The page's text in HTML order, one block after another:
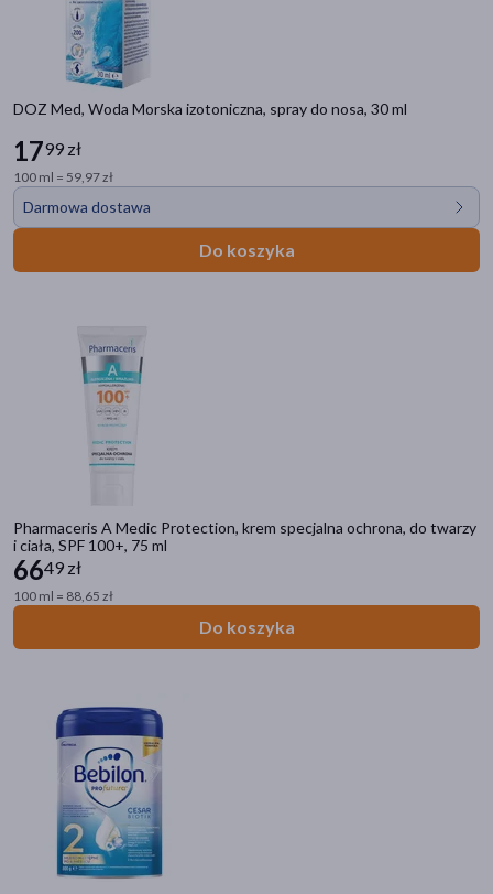
DOZ Med, Woda Morska izotoniczna, spray do nosa, 30 ml
1799 zł
100 ml = 59,97 zł
Darmowa dostawa
Do koszyka
Pharmaceris A Medic Protection, krem specjalna ochrona, do twarzy
i ciała, SPF 100+, 75 ml
6649 zł
100 ml = 88,65 zł
Do koszyka